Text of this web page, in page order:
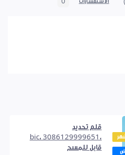
قلم تحديد
،3086129999651 ،bic
قابل للمسح